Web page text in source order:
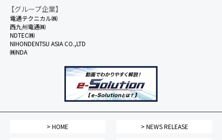
【グループ企業】
電通テクニカル㈱
西九州電通㈱
NDTEC㈱
NIHONDENTSU ASIA CO.,LTD
㈱NDA
> HOME > NEWS RELEASE